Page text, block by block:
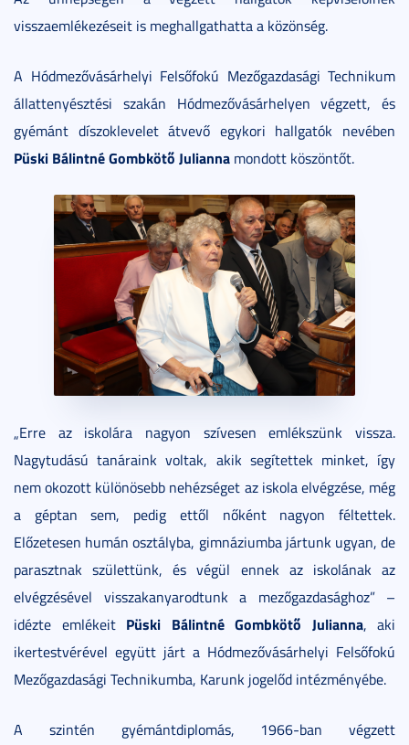
visszaemlékezéseit is meghallgathatta a közönség.
A Hódmezővásárhelyi Felsőfokú Mezőgazdasági Technikum
állattenyésztési szakán Hódmezővásárhelyen végzett, és
gyémánt díszoklevelet átvevő egykori hallgatók nevében
Püski Bálintné Gombkötő Julianna mondott köszöntőt.
„Erre az iskolára nagyon szívesen emlékszünk vissza.
Nagytudású tanáraink voltak, akik segítettek minket, így
nem okozott különösebb nehézséget az iskola elvégzése, még
a géptan sem, pedig ettől nőként nagyon féltettek.
Előzetesen humán osztályba, gimnáziumba jártunk ugyan, de
parasztnak születtünk, és végül ennek az iskolának az
elvégzésével visszakanyarodtunk a mezőgazdasághoz” –
idézte emlékeit Püski Bálintné Gombkötő Julianna, aki
ikertestvérével együtt járt a Hódmezővásárhelyi Felsőfokú
Mezőgazdasági Technikumba, Karunk jogelőd intézményébe.
A szintén gyémántdiplomás, 1966-ban végzett